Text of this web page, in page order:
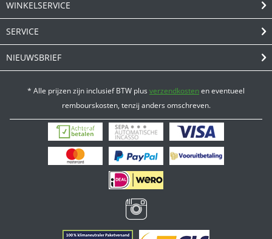
WINKELSERVICE
SERVICE
NIEUWSBRIEF
* Alle prijzen zijn inclusief BTW plusverzendkostenen eventueel
rembourskosten, tenzij anders omschreven.